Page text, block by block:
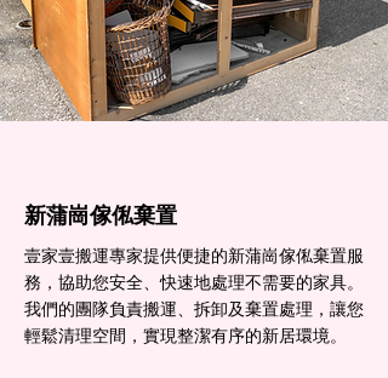
新蒲崗傢俬棄置
壹家壹搬運專家提供便捷的新蒲崗傢俬棄置服
務，協助您安全、快速地處理不需要的家具。
我們的團隊負責搬運、拆卸及棄置處理，讓您
輕鬆清理空間，實現整潔有序的新居環境。